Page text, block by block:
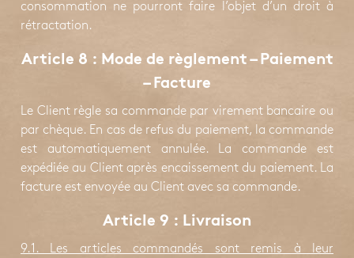
consommation ne pourront faire l’objet d’un droit à
rétractation.
Article 8 : Mode de règlement – Paiement
– Facture
Le Client règle sa commande par virement bancaire ou
par chèque. En cas de refus du paiement, la commande
est automatiquement annulée. La commande est
expédiée au Client après encaissement du paiement. La
facture est envoyée au Client avec sa commande.
Article 9 : Livraison
9.1. Les articles commandés sont remis à leur